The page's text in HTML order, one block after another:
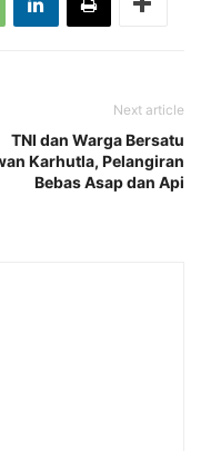
Next article
TNI dan Warga Bersatu
Karhutla, Pelangiran
Bebas Asap dan Api